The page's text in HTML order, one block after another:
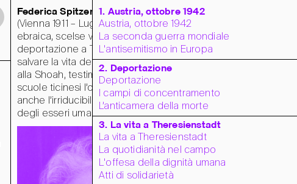
Federica Spitzer
(Vienna 1911 – Lugano 2002), di origine
ebraica, scelse volontariamente la
deportazione a Theresienstadt per
salvare la vita dei suoi genitori. Scampata
alla Shoah, testimoniò ai giovani delle
scuole ticinesi l’orrore del Lager, ma
anche l’irriducibile forza di resistenza
degli esseri umani.
1. Austria, ottobre 1942
Austria, ottobre 1942
La seconda guerra mondiale
L'antisemitismo in Europa
2. Deportazione
Deportazione
I campi di concentramento
L’anticamera della morte
3. La vita a Theresienstadt
La vita a Theresienstadt
La quotidianità nel campo
L'offesa della dignità umana
Atti di solidarietà